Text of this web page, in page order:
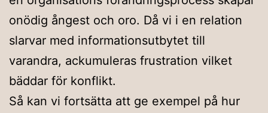
onödig ångest och oro. Då vi i en relation
slarvar med informationsutbytet till
varandra, ackumuleras frustration vilket
bäddar för konflikt.
Så kan vi fortsätta att ge exempel på hur